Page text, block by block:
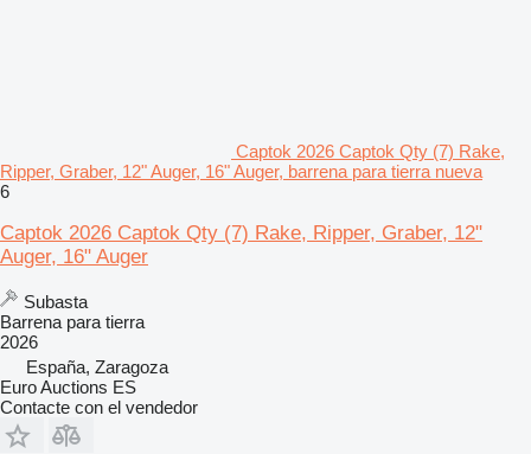
Captok 2026 Captok Qty (7) Rake,
Ripper, Graber, 12" Auger, 16" Auger, barrena para tierra nueva
6
Captok 2026 Captok Qty (7) Rake, Ripper, Graber, 12"
Auger, 16" Auger
Subasta
Barrena para tierra
2026
España, Zaragoza
Euro Auctions ES
Contacte con el vendedor